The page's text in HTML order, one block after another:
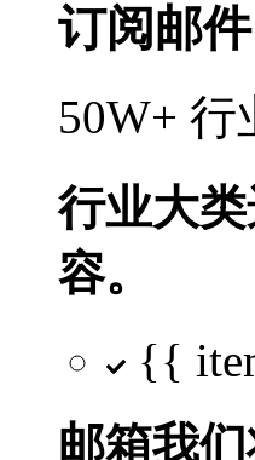
订阅邮件
50W+
行业大
容。
{{
邮箱我